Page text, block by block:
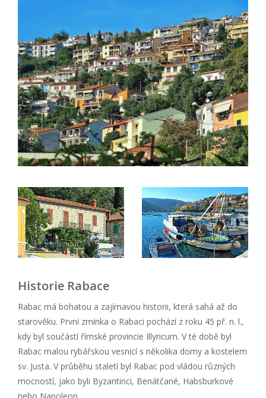
Historie Rabace
Rabac má bohatou a zajímavou historii, která sahá až do
starověku. První zmínka o Rabaci pochází z roku 45 př. n. l.,
kdy byl součástí římské provincie Illyricum. V té době byl
Rabac malou rybářskou vesnicí s několika domy a kostelem
sv. Justa. V průběhu staletí byl Rabac pod vládou různých
mocností, jako byli Byzantinci, Benátčané, Habsburkové